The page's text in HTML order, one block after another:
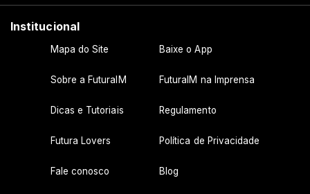
Institucional
Mapa do Site Baixe o App
Sobre a FuturaIM FuturaIM na Imprensa
Dicas e Tutoriais Regulamento
Futura Lovers Política de Privacidade
Fale conosco Blog